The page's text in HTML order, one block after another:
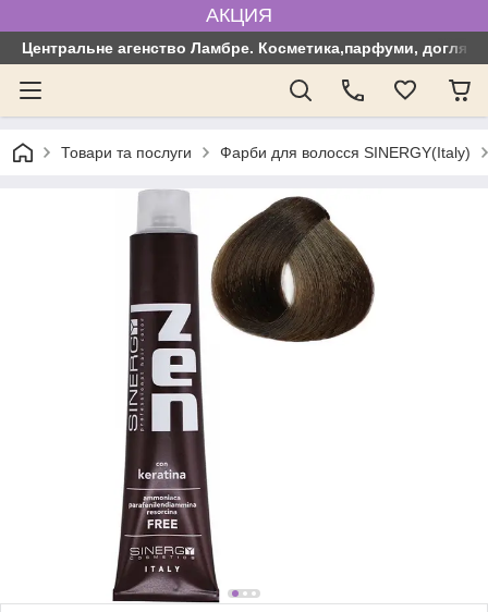
АКЦИЯ
Центральне агенство Ламбре. Косметика,парфуми, догляд
Товари та послуги Фарби для волосся SINERGY(Italy)